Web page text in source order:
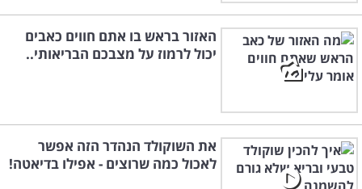
האזור בראש בו אתם חווים כאבים
יכול לרמוז על מצבכם הבריאותי..
את השוקולד הנהדר הזה אפשר
לאכול כמה שרוצים - אפילו בדיאטה!